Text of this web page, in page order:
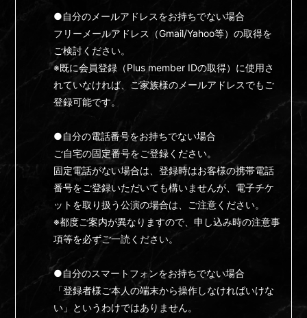
●自分のメールアドレスをお持ちでない場合
フリーメールアドレス（Gmail/Yahoo等）の取得を
ご検討ください。
※既に会員登録（Plus member IDの取得）に使用さ
れていなければ、ご家族様のメールアドレスでもご
登録可能です。
●自分の電話番号をお持ちでない場合
ご自宅の固定番号をご登録ください。
固定電話がない場合は、登録時はお客様の携帯電話
番号をご登録いただいても構いませんが、電子チケ
ットを取り扱う公演の場合は、ご注意ください。
※都度ご案内が異なりますので、申し込み時の注意事
項等を必ずご一読ください。
●自分のスマートフォンをお持ちでない場合
「登録者様ご本人の端末から操作しなければいけな
い」というわけではありません。